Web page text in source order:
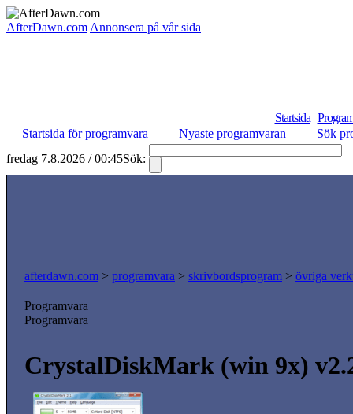
AfterDawn.com Annonsera på vår sida
Startsida
Startsida för programvara
Nyaste programvaran
Sök
fredag 7.8.2026 / 00:45Sök:
afterdawn.com > programvara > skrivbordsprogram > övriga
Programvara
Programvara
CrystalDiskMark (win 9x)